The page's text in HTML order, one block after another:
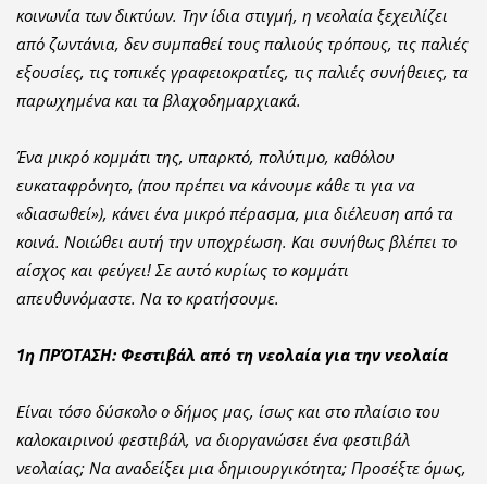
κοινωνία των δικτύων. Την ίδια στιγμή, η νεολαία ξεχειλίζει
από ζωντάνια, δεν συμπαθεί τους παλιούς τρόπους, τις παλιές
εξουσίες, τις τοπικές γραφειοκρατίες, τις παλιές συνήθειες, τα
παρωχημένα και τα βλαχοδημαρχιακά.
Ένα μικρό κομμάτι της, υπαρκτό, πολύτιμο, καθόλου
ευκαταφρόνητο, (που πρέπει να κάνουμε κάθε τι για να
«διασωθεί»), κάνει ένα μικρό πέρασμα, μια διέλευση από τα
κοινά. Νοιώθει αυτή την υποχρέωση. Και συνήθως βλέπει το
αίσχος και φεύγει! Σε αυτό κυρίως το κομμάτι
απευθυνόμαστε. Να το κρατήσουμε.
1η ΠΡΌΤΑΣΗ: Φεστιβάλ από τη νεολαία για την νεολαία
Είναι τόσο δύσκολο ο δήμος μας, ίσως και στο πλαίσιο του
καλοκαιρινού φεστιβάλ, να διοργανώσει ένα φεστιβάλ
νεολαίας; Να αναδείξει μια δημιουργικότητα; Προσέξτε όμως,